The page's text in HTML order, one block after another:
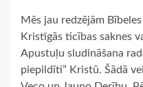
Mēs jau redzējām
Kristīgās ticības saknes
Apustuļu sludināšana
piepildīti” Kristū. Šādā